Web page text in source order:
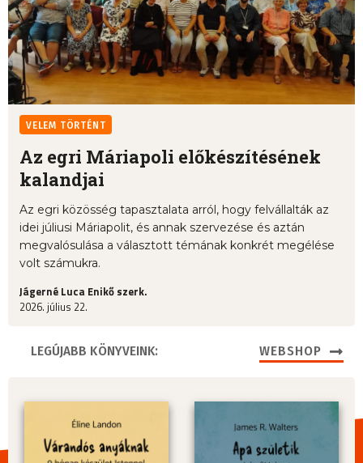
VELEM TÖRTÉNT
Az egri Máriapoli előkészítésének
kalandjai
Az egri közösség tapasztalata arról, hogy felvállalták az
idei júliusi Máriapolit, és annak szervezése és aztán
megvalósulása a választott témának konkrét megélése
volt számukra.
Jágerné Luca Enikő szerk.
2026. július 22.
LEGÚJABB KÖNYVEINK: WEBSHOP